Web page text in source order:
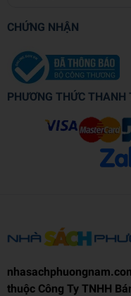
CHỨNG NHẬN
PHƯƠNG THỨC THANH
thuộc Công Ty TNHH